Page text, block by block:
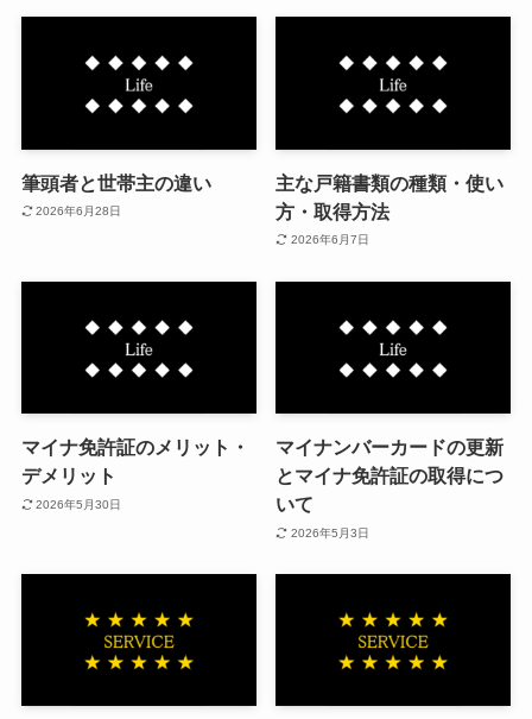
筆頭者と世帯主の違い
2026年6月28日
主な戸籍書類の種類・使い
方・取得方法
2026年6月7日
マイナ免許証のメリット・
デメリット
2026年5月30日
マイナンバーカードの更新
とマイナ免許証の取得につ
いて
2026年5月3日